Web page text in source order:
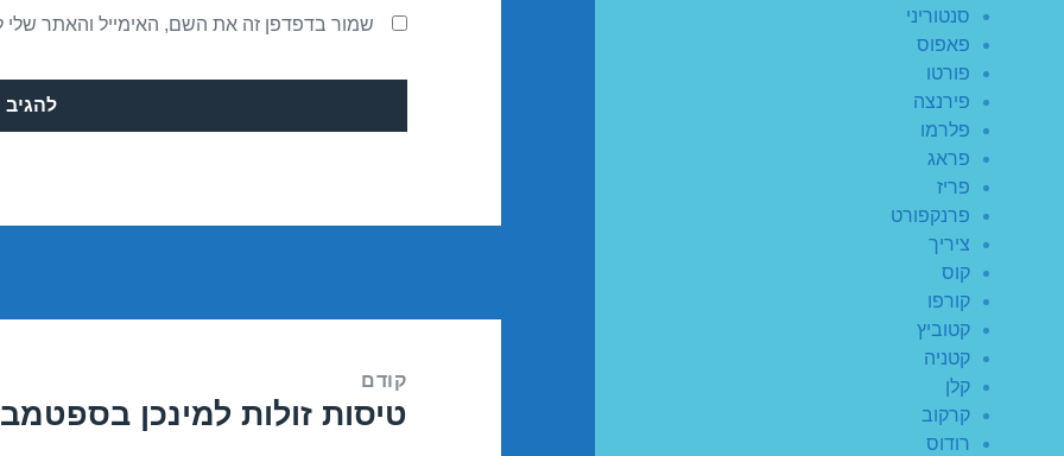
סנטוריני
פאפוס
פורטו
פירנצה
פלרמו
פראג
פריז
פרנקפורט
ציריך
קוס
קורפו
קטוביץ
קטניה
קלן
קרקוב
רודוס
שמור בדפדפן זה את השם, האימייל והאתר
קודם
הפוסט
טיסות זולות למינכן בספטמבר 21/09/